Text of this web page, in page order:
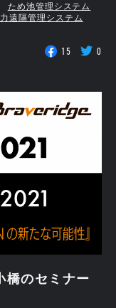
ため池管理システム
遠隔管理システム
15 0
橋のセミナー